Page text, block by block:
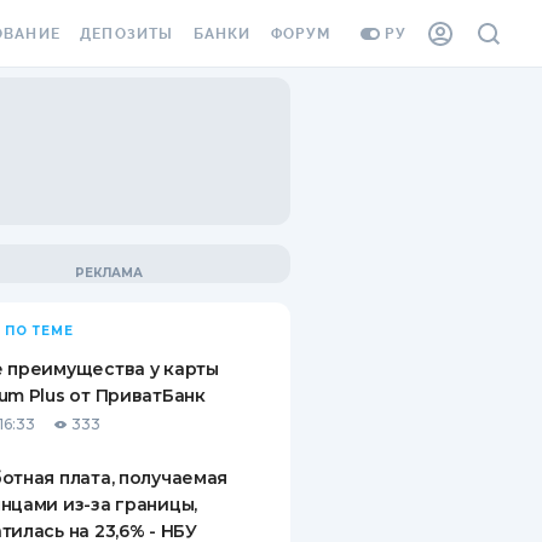
РУ
ВИНЬЕТКА
СОТРУДНИКОВ
ОТ
СЛУЧАЕВ
ДЕПОЗИТЫ
ВОПРОСЫ И ОТВЕТЫ
ПУТЕВОДИТЕЛИ ПО
БАНКИ ФОРУМ
ПО ТЕМЕ
преимущества у карты
Plus от ПриватБанк
333
плата, получаемая
из-за границы,
на 23,6% - НБУ